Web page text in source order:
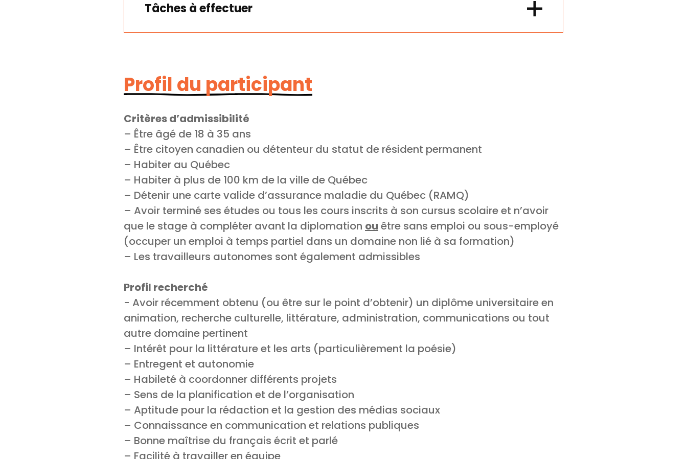
Tâches à effectuer
Profil du participant
Critères d’admissibilité
– Être âgé de 18 à 35 ans
– Être citoyen canadien ou détenteur du statut de résident permanent
– Habiter au Québec
– Habiter à plus de 100 km de la ville de Québec
– Détenir une carte valide d’assurance maladie du Québec (RAMQ)
– Avoir terminé ses études ou tous les cours inscrits à son cursus scolaire et n’avoir
que le stage à compléter avant la diplomation ou être sans emploi ou sous-employé
(occuper un emploi à temps partiel dans un domaine non lié à sa formation)
– Les travailleurs autonomes sont également admissibles
Profil recherché
​​​​​​- Avoir récemment obtenu (ou être sur le point d’obtenir) un diplôme universitaire en
animation, recherche culturelle, littérature, administration, communications ou tout
autre domaine pertinent
– Intérêt pour la littérature et les arts (particulièrement la poésie)
– Entregent et autonomie
– Habileté à coordonner différents projets
– Sens de la planification et de l’organisation
– Aptitude pour la rédaction et la gestion des médias sociaux
– Connaissance en communication et relations publiques
– Bonne maîtrise du français écrit et parlé
– Facilité à travailler en équipe